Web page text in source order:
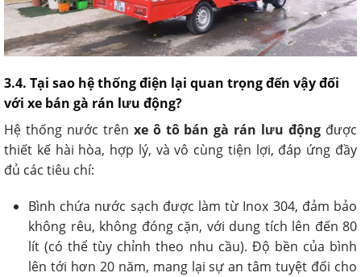
3.4. Tại sao hệ thống điện lại quan trọng đến vậy đối
với xe bán gà rán lưu động?
Hệ thống nước trên xe ô tô bán gà rán lưu động được
thiết kế hài hòa, hợp lý, và vô cùng tiện lợi, đáp ứng đầy
đủ các tiêu chí:
Bình chứa nước sạch được làm từ Inox 304, đảm bảo
không rêu, không đóng cặn, với dung tích lên đến 80
lít (có thể tùy chỉnh theo nhu cầu). Độ bền của bình
lên tới hơn 20 năm, mang lại sự an tâm tuyệt đối cho